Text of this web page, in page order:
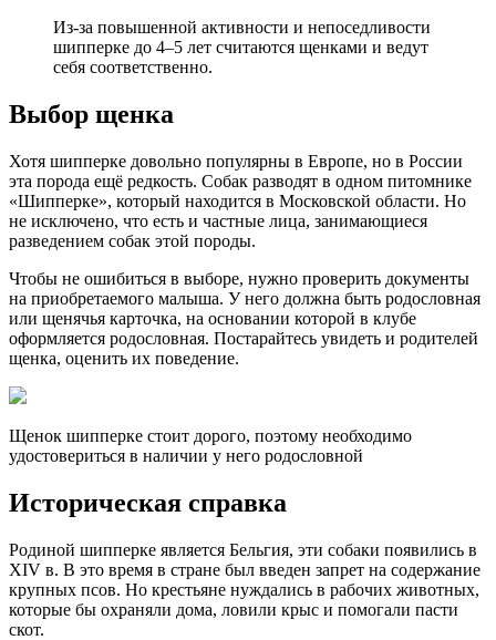
Из-за повышенной активности и непоседливости
шипперке до 4–5 лет считаются щенками и ведут
себя соответственно.
Выбор щенка
Хотя шипперке довольно популярны в Европе, но в России
эта порода ещё редкость. Собак разводят в одном питомнике
«Шипперке», который находится в Московской области. Но
не исключено, что есть и частные лица, занимающиеся
разведением собак этой породы.
Чтобы не ошибиться в выборе, нужно проверить документы
на приобретаемого малыша. У него должна быть родословная
или щенячья карточка, на основании которой в клубе
оформляется родословная. Постарайтесь увидеть и родителей
щенка, оценить их поведение.
Щенок шипперке стоит дорого, поэтому необходимо
удостовериться в наличии у него родословной
Историческая справка
Родиной шипперке является Бельгия, эти собаки появились в
XIV в. В это время в стране был введен запрет на содержание
крупных псов. Но крестьяне нуждались в рабочих животных,
которые бы охраняли дома, ловили крыс и помогали пасти
скот.